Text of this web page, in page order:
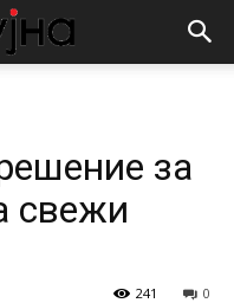
за
свежи
0
241